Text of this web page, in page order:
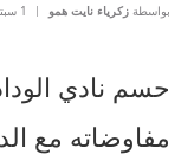
بواسطة زكرياء نايت همو 1 سبتمبر، 2022
حسم نادي
مفاوضاته مع